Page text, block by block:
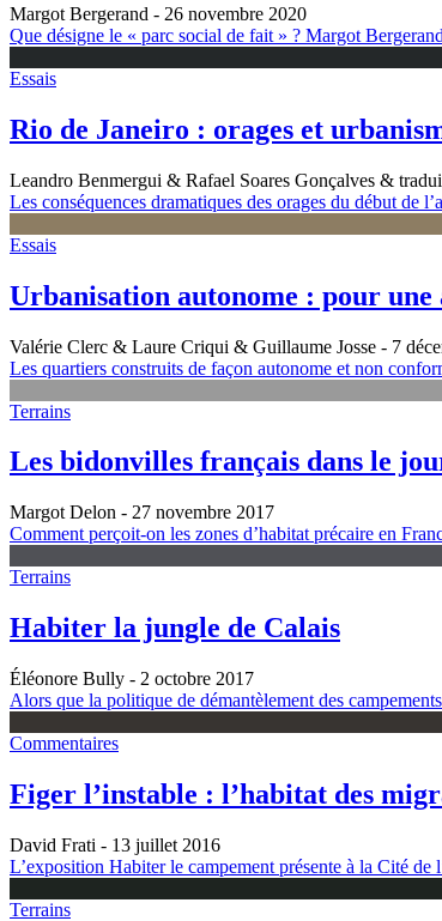
Margot Bergerand - 26 novembre 2020
Que désigne le « parc social de fait » ? Margot
Essais
Rio de Janeiro : orages et
Leandro Benmergui & Rafael Soares Gonçalves &
Les conséquences dramatiques des orages du début de
Essais
Urbanisation autonome : pour
Valérie Clerc & Laure Criqui & Guillaume Josse - 7
Les quartiers construits de façon autonome et non
Terrains
Les bidonvilles français dans le
Margot Delon - 27 novembre 2017
Comment perçoit-on les zones d’habitat précaire en
Terrains
Habiter la jungle de Calais
Éléonore Bully - 2 octobre 2017
Alors que la politique de démantèlement des
Commentaires
Figer l’instable : l’habitat des
David Frati - 13 juillet 2016
L’exposition Habiter le campement présente à la Cité
Terrains